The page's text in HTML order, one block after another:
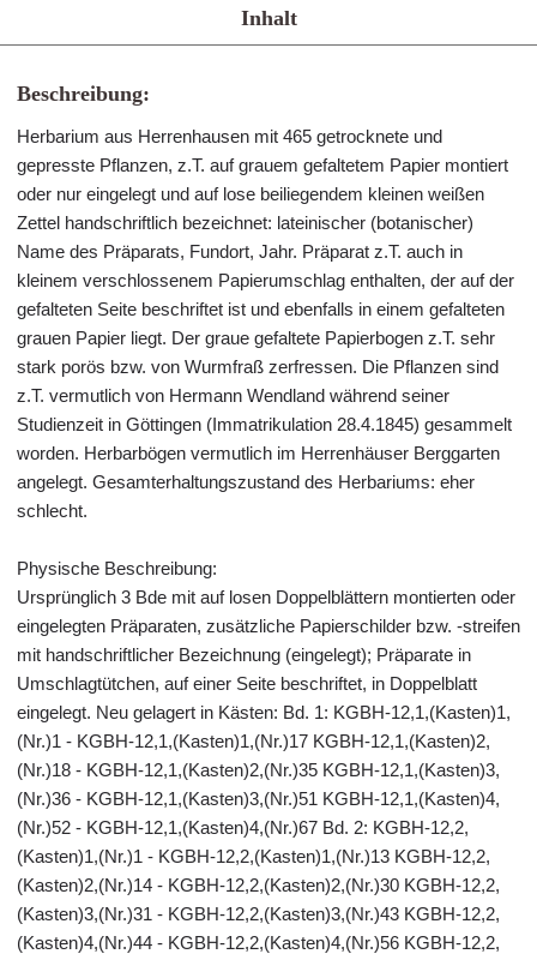
Inhalt
Beschreibung:
Herbarium aus Herrenhausen mit 465 getrocknete und
gepresste Pflanzen, z.T. auf grauem gefaltetem Papier montiert
oder nur eingelegt und auf lose beiliegendem kleinen weißen
Zettel handschriftlich bezeichnet: lateinischer (botanischer)
Name des Präparats, Fundort, Jahr. Präparat z.T. auch in
kleinem verschlossenem Papierumschlag enthalten, der auf der
gefalteten Seite beschriftet ist und ebenfalls in einem gefalteten
grauen Papier liegt. Der graue gefaltete Papierbogen z.T. sehr
stark porös bzw. von Wurmfraß zerfressen. Die Pflanzen sind
z.T. vermutlich von Hermann Wendland während seiner
Studienzeit in Göttingen (Immatrikulation 28.4.1845) gesammelt
worden. Herbarbögen vermutlich im Herrenhäuser Berggarten
angelegt. Gesamterhaltungszustand des Herbariums: eher
schlecht.
Physische Beschreibung:
Ursprünglich 3 Bde mit auf losen Doppelblättern montierten oder
eingelegten Präparaten, zusätzliche Papierschilder bzw. -streifen
mit handschriftlicher Bezeichnung (eingelegt); Präparate in
Umschlagtütchen, auf einer Seite beschriftet, in Doppelblatt
eingelegt. Neu gelagert in Kästen: Bd. 1: KGBH-12,1,(Kasten)1,
(Nr.)1 - KGBH-12,1,(Kasten)1,(Nr.)17 KGBH-12,1,(Kasten)2,
(Nr.)18 - KGBH-12,1,(Kasten)2,(Nr.)35 KGBH-12,1,(Kasten)3,
(Nr.)36 - KGBH-12,1,(Kasten)3,(Nr.)51 KGBH-12,1,(Kasten)4,
(Nr.)52 - KGBH-12,1,(Kasten)4,(Nr.)67 Bd. 2: KGBH-12,2,
(Kasten)1,(Nr.)1 - KGBH-12,2,(Kasten)1,(Nr.)13 KGBH-12,2,
(Kasten)2,(Nr.)14 - KGBH-12,2,(Kasten)2,(Nr.)30 KGBH-12,2,
(Kasten)3,(Nr.)31 - KGBH-12,2,(Kasten)3,(Nr.)43 KGBH-12,2,
(Kasten)4,(Nr.)44 - KGBH-12,2,(Kasten)4,(Nr.)56 KGBH-12,2,